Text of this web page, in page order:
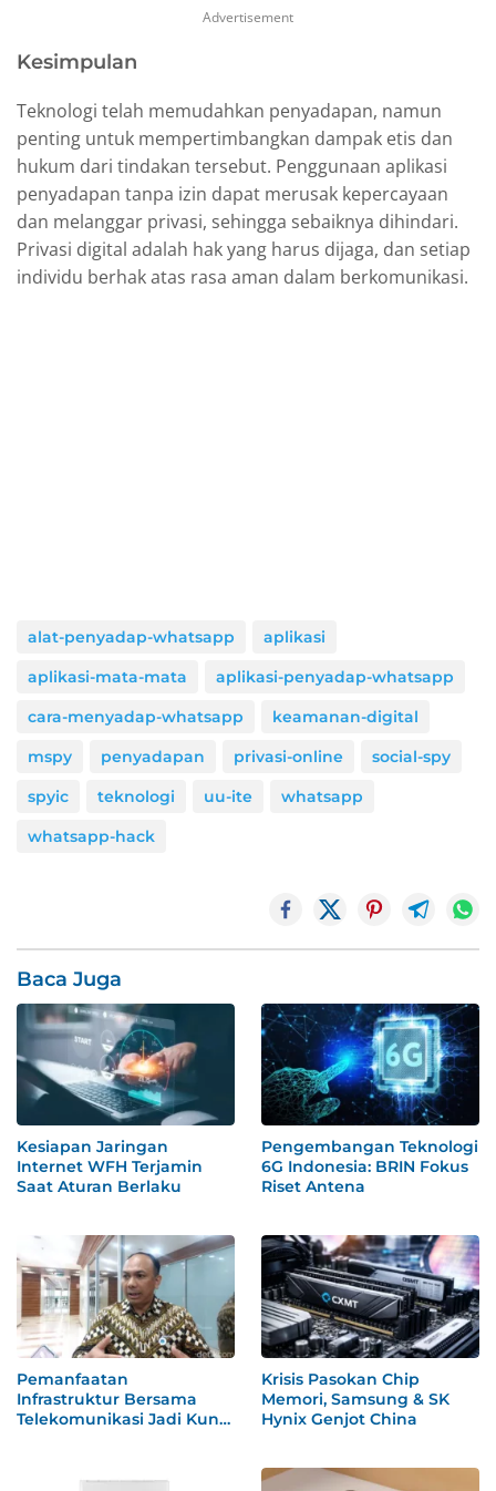
Advertisement
Kesimpulan
Teknologi telah memudahkan penyadapan, namun
penting untuk mempertimbangkan dampak etis dan
hukum dari tindakan tersebut. Penggunaan aplikasi
penyadapan tanpa izin dapat merusak kepercayaan
dan melanggar privasi, sehingga sebaiknya dihindari.
Privasi digital adalah hak yang harus dijaga, dan setiap
individu berhak atas rasa aman dalam berkomunikasi.
alat-penyadap-whatsapp
aplikasi
aplikasi-mata-mata
aplikasi-penyadap-whatsapp
cara-menyadap-whatsapp
keamanan-digital
mspy
penyadapan privasi-online
social-spy
spyic
teknologi uu-ite
whatsapp
whatsapp-hack
Baca Juga
Kesiapan Jaringan
Internet WFH Terjamin
Saat Aturan Berlaku
Pengembangan Teknologi
6G Indonesia: BRIN Fokus
Riset Antena
Pemanfaatan
Infrastruktur Bersama
Telekomunikasi Jadi Kunci
Krisis Pasokan Chip
Memori, Samsung & SK
Hynix Genjot China